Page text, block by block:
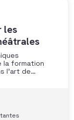
les
la formation
l’art de
attitude, …),